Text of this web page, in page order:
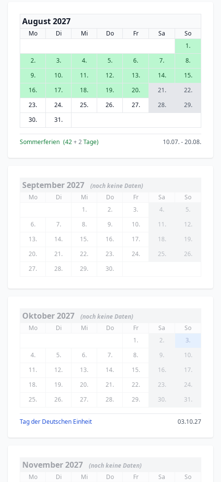
August 2027
Mo Di Mi Do Fr Sa
So
1.
2.
3. 4. 5. 6. 7.
8.
9.
10. 11. 12. 13. 14.
15.
16.
17. 18. 19. 20. 21.
22.
23.
24. 25. 26. 27. 28.
29.
30.
31.
Sommerferien (42+ 2Tage) 10.07. - 20.08.
September 2027
(noch keine Daten)
Mo
Di Mi Do Fr Sa
So
1.
2. 3. 4.
5.
6.
7. 8. 9. 10. 11.
12.
13.
14. 15. 16. 17. 18.
19.
20.
21. 22. 23. 24. 25.
26.
27.
28. 29. 30.
Oktober 2027
(noch keine Daten)
Mo
Di Mi Do Fr Sa
So
1.
2.
3.
4.
5. 6. 7. 8. 9.
10.
11.
12. 13. 14. 15. 16.
17.
18.
19. 20. 21. 22. 23.
24.
25.
26. 27. 28. 29. 30. 31.
Tag der Deutschen Einheit 03.10.27
November 2027
(noch keine Daten)
Mo
Di Mi Do Fr Sa
So